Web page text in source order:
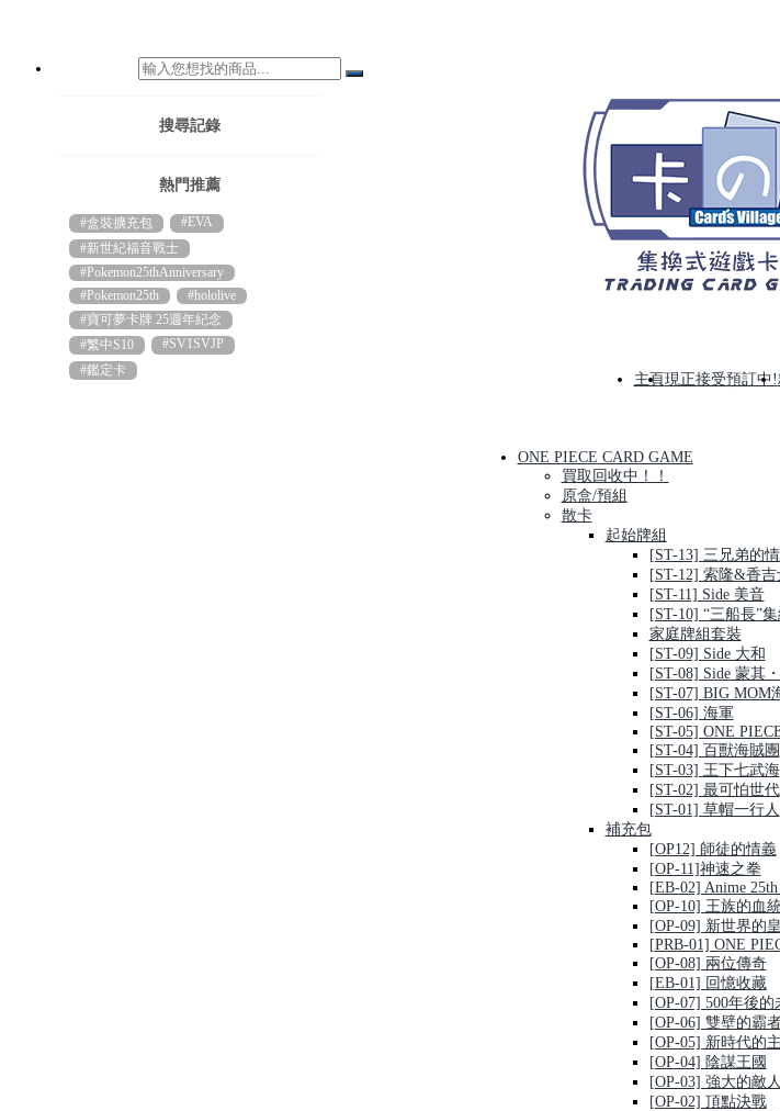
搜尋記錄
熱門推薦
#盒裝擴充包
#EVA
#新世紀福音戰士
#Pokemon25thAnniversary
#Pokemon25th
#hololive
#寶可夢卡牌 25週年紀念
#繁中S10
#SV1SVJP
#鑑定卡
主頁現正接受預訂中!
ONE PIECE CARD GAME
買取回收中！！
原盒/預組
散卡
起始牌組
[ST-13] 三兄弟的
[ST-12] 索隆&香吉
[ST-11] Side 美音
[ST-10] “三船長”
家庭牌組套裝
[ST-09] Side 大和
[ST-08] Side 蒙其
[ST-07] BIG MOM
[ST-06] 海軍
[ST-05] ONE
[ST-04] 百獸海賊團
[ST-03] 王下七武海
[ST-02] 最可怕世代
[ST-01] 草帽一行人
補充包
[OP12] 師徒的情義
[OP-11]神速之拳
[EB-02] Anime
[OP-10] 王族的血
[OP-09] 新世界的
[PRB-01] ONE
[OP-08] 兩位傳奇
[EB-01] 回憶收藏
[OP-07] 500年後的
[OP-06] 雙壁的霸
[OP-05] 新時代的
[OP-04] 陰謀王國
[OP-03] 強大的敵人
[OP-02] 頂點決戰